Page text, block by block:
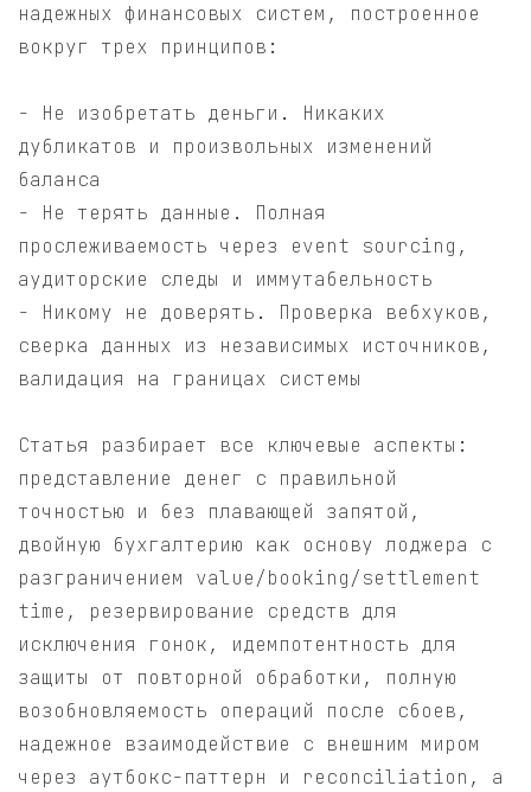
надежных финансовых систем, построенное
вокруг трех принципов:
- Не изобретать деньги. Никаких
дубликатов и произвольных изменений
баланса
- Не терять данные. Полная
прослеживаемость через event sourcing,
аудиторские следы и иммутабельность
- Никому не доверять. Проверка вебхуков,
сверка данных из независимых источников,
валидация на границах системы
Статья разбирает все ключевые аспекты:
представление денег с правильной
точностью и без плавающей запятой,
двойную бухгалтерию как основу лоджера с
разграничением value/booking/settlement
time, резервирование средств для
исключения гонок, идемпотентность для
защиты от повторной обработки, полную
возобновляемость операций после сбоев,
надежное взаимодействие с внешним миром
через аутбокс-паттерн и reconciliation, а